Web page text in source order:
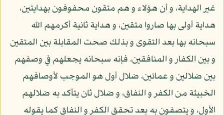
غير الهداية، و أن هؤلاء و هم متقون محفوفون بهدايتين،
هداية أولى بها صاروا متقين، و هداية ثانية أكرمهم الله
سبحانه بها بعد التقوى و بذلك صحت المقابلة بين المتقين
و بين الكفار و المنافقين، فإنه سبحانه يجعلهم في وصفهم
بين ضلالين و عمائين، ضلال أول هو الموجب لأوصافهم
الخبيثة من الكفر و النفاق، و ضلال ثان يتأكد به ضلالهم
الأول، و يتصفون به بعد تحقق الكفر و النفاق كما يقوله